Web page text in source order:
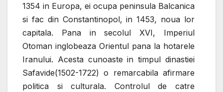
1354 in Europa, ei ocupa peninsula Balcanica
si fac din Constantinopol, in 1453, noua lor
capitala. Pana in secolul XVI, Imperiul
Otoman inglobeaza Orientul pana la hotarele
Iranului. Acesta cunoaste in timpul dinastiei
Safavide(1502-1722) o remarcabila afirmare
politica si culturala. Controlul de catre